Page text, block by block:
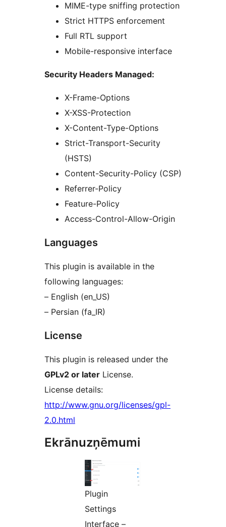
MIME-type sniffing protection
Strict HTTPS enforcement
Full RTL support
Mobile-responsive interface
Security Headers Managed:
X-Frame-Options
X-XSS-Protection
X-Content-Type-Options
Strict-Transport-Security
(HSTS)
Content-Security-Policy (CSP)
Referrer-Policy
Feature-Policy
Access-Control-Allow-Origin
Languages
This plugin is available in the
following languages:
– English (en_US)
– Persian (fa_IR)
License
This plugin is released under the
GPLv2 or later License.
License details:
http://www.gnu.org/licenses/gpl-
2.0.html
Ekrānuzņēmumi
Plugin
Settings
Interface –